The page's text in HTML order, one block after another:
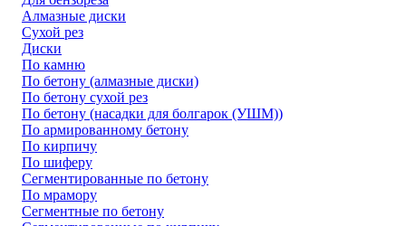
Алмазные диски
Сухой рез
Диски
По камню
По бетону (алмазные диски)
По бетону сухой рез
По бетону (насадки для болгарок (УШМ))
По армированному бетону
По кирпичу
По шиферу
Сегментированные по бетону
По мрамору
Сегментные по бетону